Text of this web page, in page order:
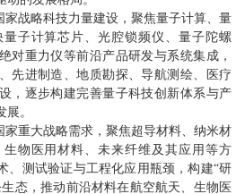
家战略科技力量建设，聚焦量子计算、量
子计算芯片、光腔锁频仪、量子陀螺
对重力仪等前沿产品研发与系统集成，
先进制造、地质勘探、导航测绘、医疗
，逐步构建完善量子科技创新体系与产
。
家重大战略需求，聚焦超导材料、纳米材
物医用材料 、未来纤维及其应用等方
、测试验证与工程化应用瓶颈，构建“研
态，推动前沿材料在航空航天、 生物医